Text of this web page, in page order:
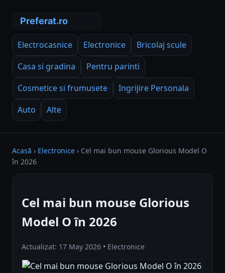
Electrocasnice Electronice
Bricolaj scule
Casa si gradina
Pentru parinti
Cosmetice si frumusete
Ingrijire Personala
Auto
Alte
Acasă › Electronice › Cel mai bun mouse Glorious Model O
în 2026
Cel mai bun mouse Glorious
Model O în 2026
Actualizat: 17 May 2026 • Electronice